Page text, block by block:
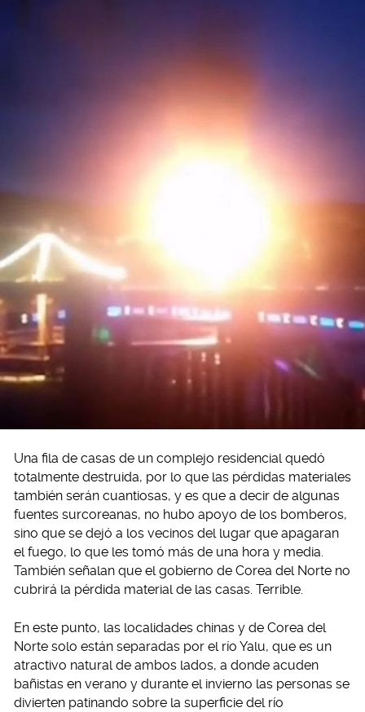
Una fila de casas de un complejo residencial quedó
totalmente destruida, por lo que las pérdidas materiales
también serán cuantiosas, y es que a decir de algunas
fuentes surcoreanas, no hubo apoyo de los bomberos,
sino que se dejó a los vecinos del lugar que apagaran
el fuego, lo que les tomó más de una hora y media.
También señalan que el gobierno de Corea del Norte no
cubrirá la pérdida material de las casas. Terrible.
En este punto, las localidades chinas y de Corea del
Norte solo están separadas por el río Yalu, que es un
atractivo natural de ambos lados, a donde acuden
bañistas en verano y durante el invierno las personas se
divierten patinando sobre la superficie del río